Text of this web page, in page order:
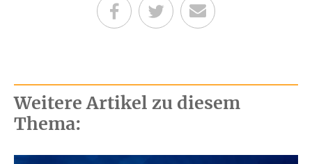
Teilen auf Facebook
Teilen auf Twitter
Per E-Mail senden
Weitere Artikel zu diesem
Thema: